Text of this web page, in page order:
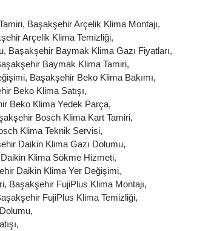
, Başakşehir Arçelik Klima Montajı,
Arçelik Klima Temizliği,
, Başakşehir Baymak Klima Gazı Fiyatları,
Baymak Klima Tamiri,
, Başakşehir Beko Klima Bakımı,
Beko Klima Satışı,
Beko Klima Yedek Parça,
Bosch Klima Kart Tamiri,
Klima Teknik Servisi,
Daikin Klima Gazı Dolumu,
Klima Sökme Hizmeti,
Daikin Klima Yer Değişimi,
, Başakşehir FujiPlus Klima Montajı,
FujiPlus Klima Temizliği,
,
,